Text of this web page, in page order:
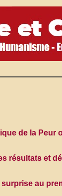
de la Peur
résultats et
au